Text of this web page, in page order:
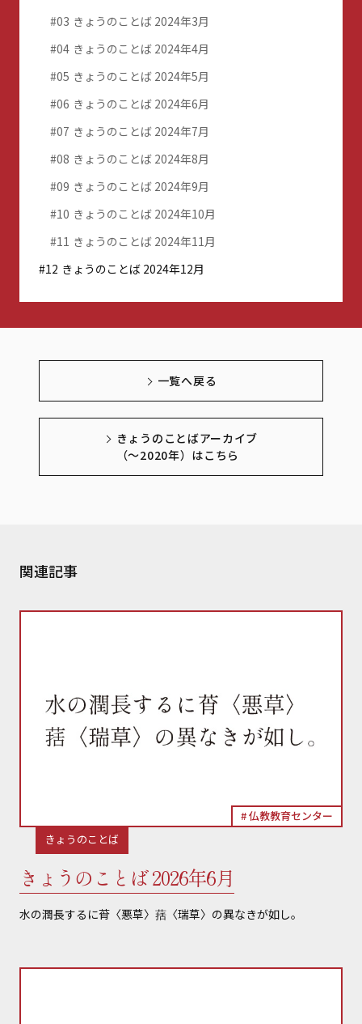
03 きょうのことば 2024年3月
04 きょうのことば 2024年4月
05 きょうのことば 2024年5月
06 きょうのことば 2024年6月
07 きょうのことば 2024年7月
08 きょうのことば 2024年8月
09 きょうのことば 2024年9月
10 きょうのことば 2024年10月
11 きょうのことば 2024年11月
12 きょうのことば 2024年12月
一覧へ戻る
きょうのことばアーカイブ
（～2020年）はこちら
関連記事
仏教教育センター
きょうのことば
きょうのことば 2026年6月
水の潤長するに莦〈悪草〉葀〈瑞草〉の異なきが如し。